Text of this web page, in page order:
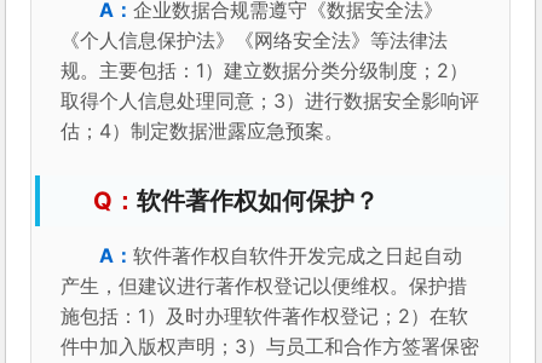
企业数据合规需遵守《数据安全法》
《个人信息保护法》《网络安全法》等法律法
规。主要包括：1）建立数据分类分级制度；2）
取得个人信息处理同意；3）进行数据安全影响评
估；4）制定数据泄露应急预案。
软件著作权如何保护？
软件著作权自软件开发完成之日起自动
产生，但建议进行著作权登记以便维权。保护措
施包括：1）及时办理软件著作权登记；2）在软
件中加入版权声明；3）与员工和合作方签署保密